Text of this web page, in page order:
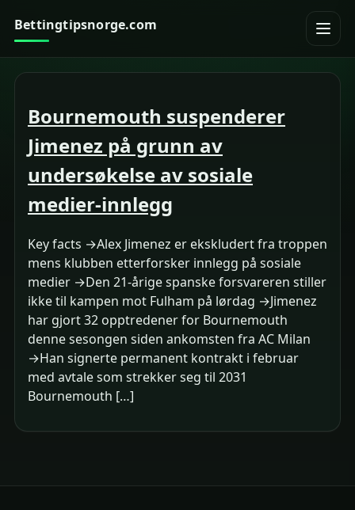
Bettingtipsnorge.com
Bournemouth suspenderer
Jimenez på grunn av
undersøkelse av sosiale
medier-innlegg
Key facts →Alex Jimenez er ekskludert fra troppen
mens klubben etterforsker innlegg på sosiale
medier →Den 21-årige spanske forsvareren stiller
ikke til kampen mot Fulham på lørdag →Jimenez
har gjort 32 opptredener for Bournemouth
denne sesongen siden ankomsten fra AC Milan
→Han signerte permanent kontrakt i februar
med avtale som strekker seg til 2031
Bournemouth […]